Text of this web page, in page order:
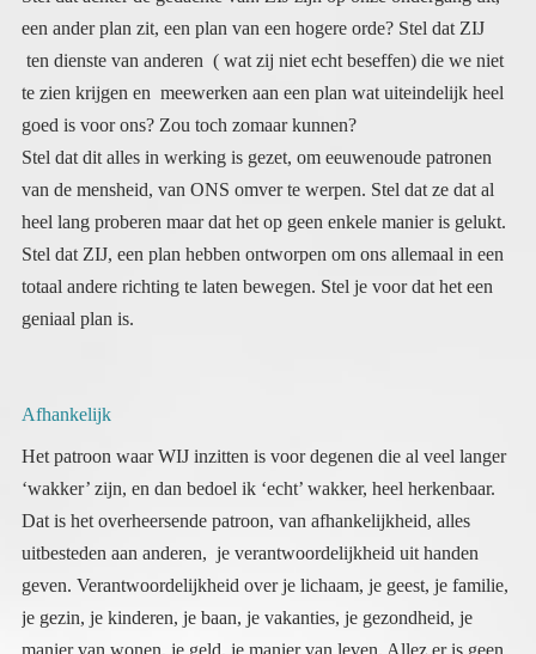
goed is voor ons? Zou toch zomaar kunnen?
Stel dat dit alles in werking is gezet, om eeuwenoude patronen
van de mensheid, van ONS omver te werpen. Stel dat ze dat al
heel lang proberen maar dat het op geen enkele manier is gelukt.
Stel dat ZIJ, een plan hebben ontworpen om ons allemaal in een
totaal andere richting te laten bewegen. Stel je voor dat het een
geniaal plan is.
Afhankelijk
Het patroon waar WIJ inzitten is voor degenen die al veel langer
‘wakker’ zijn, en dan bedoel ik ‘echt’ wakker, heel herkenbaar.
Dat is het overheersende patroon, van afhankelijkheid, alles
uitbesteden aan anderen, je verantwoordelijkheid uit handen
geven. Verantwoordelijkheid over je lichaam, je geest, je familie,
je gezin, je kinderen, je baan, je vakanties, je gezondheid, je
manier van wonen, je geld, je manier van leven. Allez er is geen
gebied waarop de meeste mensen (ik schat 98%) hun
verantwoordelijkheid niet uit handen hebben gegeven. Met dat
uit handen geven hebben ze ook hun zelfdenkend vermogen
weggegeven, want dat was niet meer nodig. Er werd voor ze